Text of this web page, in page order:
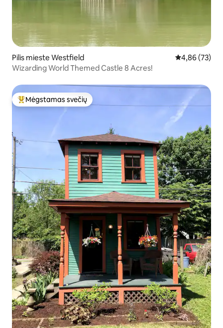
Pilis mieste Westfield Vidutinis
4,86 (73)
Wizarding World Themed Castle 8 Acres!
Svečių mėgstamiausias
Mėgstamas svečių